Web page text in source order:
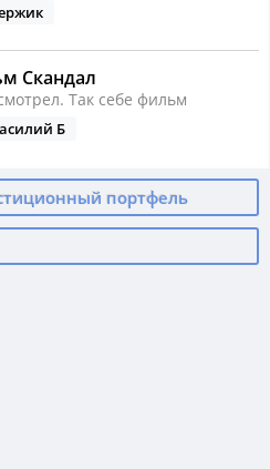
Скандал
Так себе фильм
Б
бега открыт
сейчас с бегом?
Б
портфель